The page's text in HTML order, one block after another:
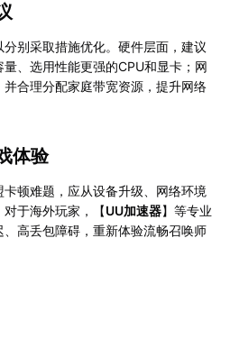
别采取措施优化。硬件层面，建议
、选用性能更强的CPU和显卡；网
合理分配家庭带宽资源，提升网络
体验
顿难题，应从设备升级、网络环境
于海外玩家，【UU加速器】等专业
高丢包障碍，重新体验流畅召唤师